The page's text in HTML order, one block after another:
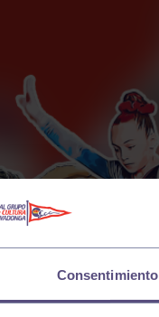
Consentimiento